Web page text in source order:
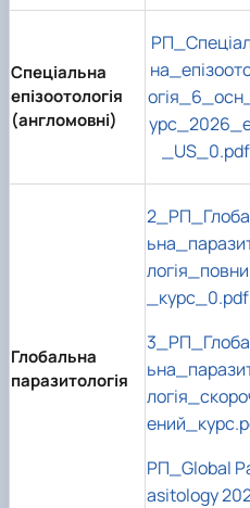
Спеціальна
епізоотологія
(англомовні)
_US_0.pdf
Глобальна
паразитологія
_курс_0.pdf
РП_Global
asitology